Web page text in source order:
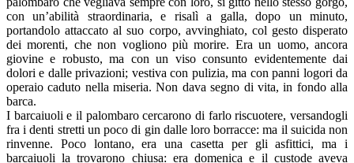
con un’abilità straordinaria, e risalì a galla, dopo un minuto,
portandolo attaccato al suo corpo, avvinghiato, col gesto disperato
dei morenti, che non vogliono più morire. Era un uomo, ancora
giovine e robusto, ma con un viso consunto evidentemente dai
dolori e dalle privazioni; vestiva con pulizia, ma con panni logori da
operaio caduto nella miseria. Non dava segno di vita, in fondo alla
barca.
I barcaiuoli e il palombaro cercarono di farlo riscuotere, versandogli
fra i denti stretti un poco di gin dalle loro borracce: ma il suicida non
rinvenne. Poco lontano, era una casetta per gli asfittici, ma i
barcaiuoli la trovarono chiusa: era domenica e il custode aveva